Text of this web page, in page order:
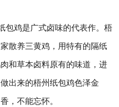
包鸡是广式卤味的代表作。梧
散养三黄鸡，用特有的隔纸
和草本卤料原有的味道，进
出来的梧州纸包鸡色泽金
，不能忘怀。